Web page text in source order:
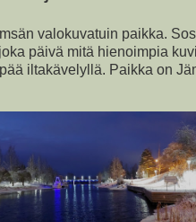
valokuvatuin paikka.
päivä mitä hienoimpia
iltakävelyllä. Paikka on